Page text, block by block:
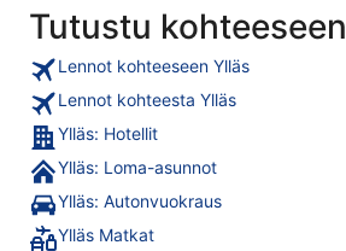
Tutustu kohteeseen
Lennot kohteeseen Ylläs
Lennot kohteesta Ylläs
Ylläs: Hotellit
Ylläs: Loma-asunnot
Ylläs: Autonvuokraus
Ylläs Matkat